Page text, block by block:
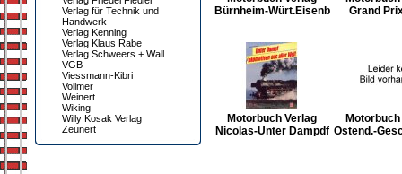
Verlag für Technik und
Handwerk
Verlag Kenning
Verlag Klaus Rabe
Verlag Schweers + Wall
VGB
Viessmann-Kibri
Vollmer
Weinert
Wiking
Willy Kosak Verlag
Zeunert
Bürnheim-Würt.Eisenb
Grand
Motorbuch Verlag
Nicolas-Unter Dampdf Ostend.-